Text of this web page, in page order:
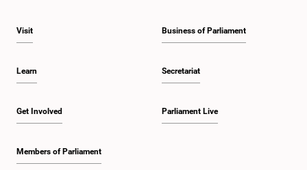
Visit
Learn
Get Involved
Members of Parliament
Business of Parliament
Secretariat
Parliament Live